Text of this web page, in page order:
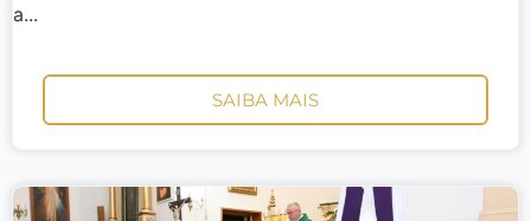
a...
SAIBA MAIS